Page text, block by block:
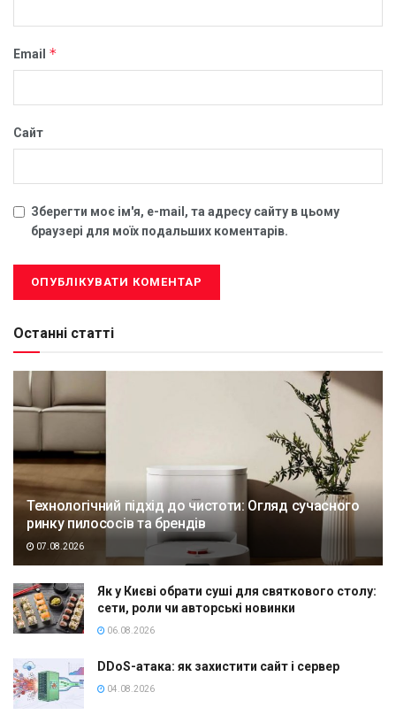
Email *
Сайт
Зберегти моє ім'я, e-mail, та адресу сайту в цьому
браузері для моїх подальших коментарів.
Останні статті
Технологічний підхід до чистоти: Огляд сучасного
ринку пилососів та брендів
07.08.2026
Як у Києві обрати суші для святкового столу:
сети, роли чи авторські новинки
06.08.2026
DDoS-атака: як захистити сайт і сервер
04.08.2026